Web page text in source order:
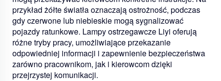
przykład żółte światła oznaczają ostrożność, podczas
gdy czerwone lub niebieskie mogą sygnalizować
pojazdy ratunkowe. Lampy ostrzegawcze Liyi oferują
różne tryby pracy, umożliwiające przekazanie
odpowiedniej informacji i zapewnienie bezpieczeństwa
zarówno pracownikom, jak i kierowcom dzięki
przejrzystej komunikacji.